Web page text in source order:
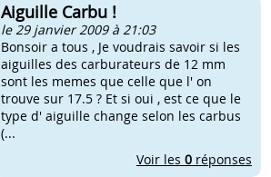
Aiguille Carbu !
le 29 janvier 2009 à 21:03
Bonsoir a tous , Je voudrais savoir si les
aiguilles des carburateurs de 12 mm
sont les memes que celle que l' on
trouve sur 17.5 ? Et si oui , est ce que le
type d' aiguille change selon les carbus
(...
Voir les 0 réponses